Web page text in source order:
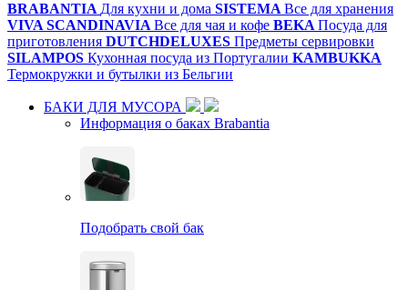
BRABANTIA Для кухни и дома SISTEMA Все для хранения
VIVA SCANDINAVIA Все для чая и кофе BEKA Посуда для
приготовления DUTCHDELUXES Предметы сервировки
SILAMPOS Кухонная посуда из Португалии KAMBUKKA
Термокружки и бутылки из Бельгии
БАКИ ДЛЯ МУСОРА
Информация о баках Brabantia
Подобрать свой бак